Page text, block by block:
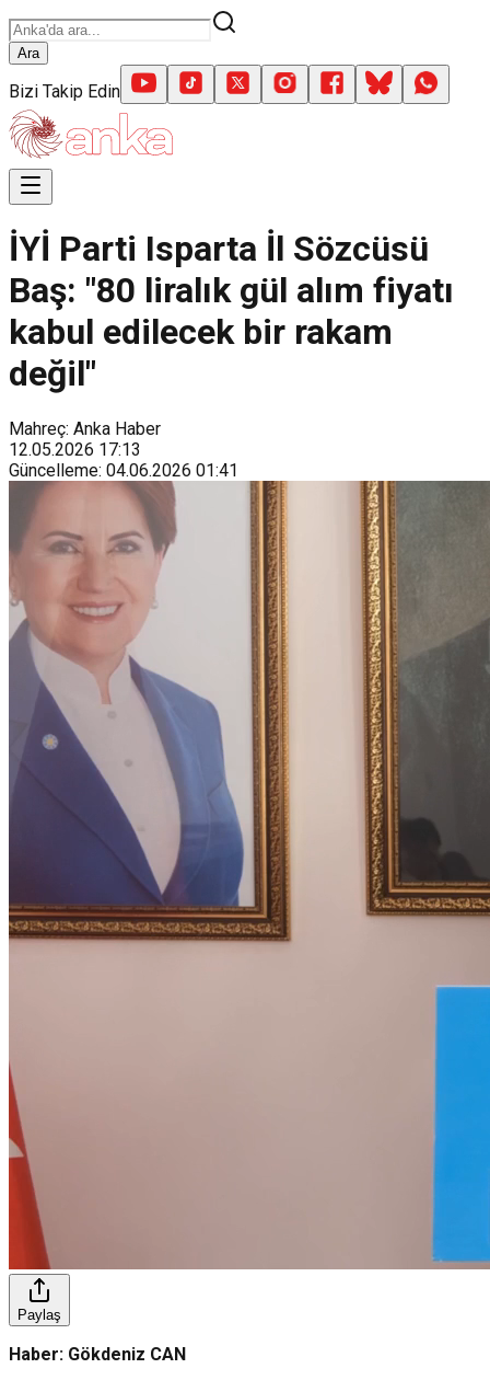
Ara
Bizi Takip Edin
İYİ Parti Isparta İl Sözcüsü
Baş: "80 liralık gül alım fiyatı
kabul edilecek bir rakam
değil"
Mahreç: Anka Haber
12.05.2026 17:13
Güncelleme: 04.06.2026 01:41
Paylaş
Haber: Gökdeniz CAN